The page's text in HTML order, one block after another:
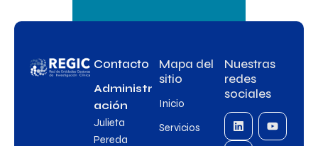
Contacto
Administr
ación
Julieta
Pereda
Mapa del
sitio
Inicio
Servicios
Nuestras
redes
sociales